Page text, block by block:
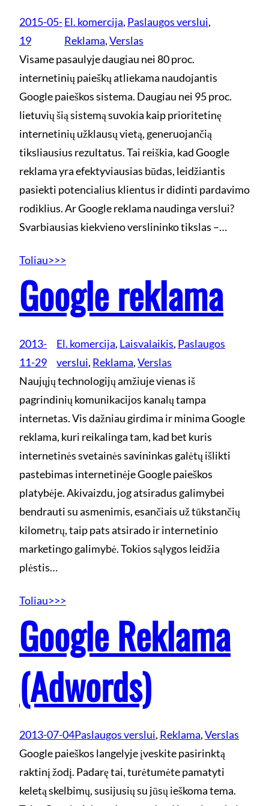
2015-05-
19
El. komercija, Paslaugos verslui
Reklama, Verslas
Visame pasaulyje daugiau nei 80 proc.
internetinių paieškų atliekama naudojantis
Google paieškos sistema. Daugiau nei 95 proc.
lietuvių šią sistemą suvokia kaip prioritetinę
internetinių užklausų vietą, generuojančią
tiksliausius rezultatus. Tai reiškia, kad Google
reklama yra efektyviausias būdas, leidžiantis
pasiekti potencialius klientus ir didinti pardavimo
rodiklius. Ar Google reklama naudinga verslui?
Svarbiausias kiekvieno verslininko tikslas –…
Toliau>>>
Google reklama
2013-
11-29
El. komercija, Laisvalaikis, Paslaugos
verslui, Reklama, Verslas
Naujųjų technologijų amžiuje vienas iš
pagrindinių komunikacijos kanalų tampa
internetas. Vis dažniau girdima ir minima Google
reklama, kuri reikalinga tam, kad bet kuris
internetinės svetainės savininkas galėtų išlikti
pastebimas internetinėje Google paieškos
platybėje. Akivaizdu, jog atsiradus galimybei
bendrauti su asmenimis, esančiais už tūkstančių
kilometrų, taip pats atsirado ir internetinio
marketingo galimybė. Tokios sąlygos leidžia
plėstis…
Toliau>>>
Google Reklama
(Adwords)
2013-07-04Paslaugos verslui, Reklama, Verslas
Google paieškos langelyje įveskite pasirinktą
raktinį žodį. Padarę tai, turėtumėte pamatyti
keletą skelbimų, susijusių su jūsų ieškoma tema.